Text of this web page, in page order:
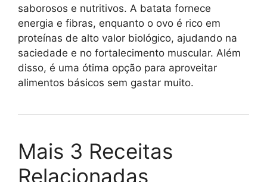
saborosos e nutritivos. A batata fornece
energia e fibras, enquanto o ovo é rico em
proteínas de alto valor biológico, ajudando na
saciedade e no fortalecimento muscular. Além
disso, é uma ótima opção para aproveitar
alimentos básicos sem gastar muito.
Mais 3 Receitas
Relacionadas